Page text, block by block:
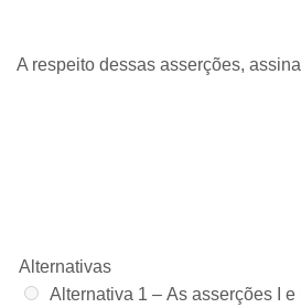
A respeito dessas asserções,
Alternativas
Alternativa 1 – As asserções I